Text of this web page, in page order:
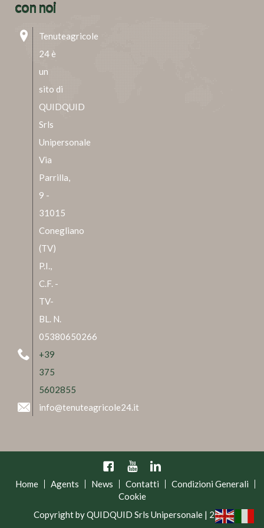
con noi
Tenuteagricole
24 è
un
sito di
QUIDQUID
Srls
Unipersonale
Via
Parrilla,
9 -
31015
Conegliano
(TV)
P.I.,
C.F. -
TV-
BL. N.
05380650266
+39
375
5602855
info@tenuteagricole24.it
Facebook
YouTubeLinkedin
Home Agents News Contatti
Condizioni Generali
Cookie
Copyright by QUIDQUID Srls Unipersonale | 2023